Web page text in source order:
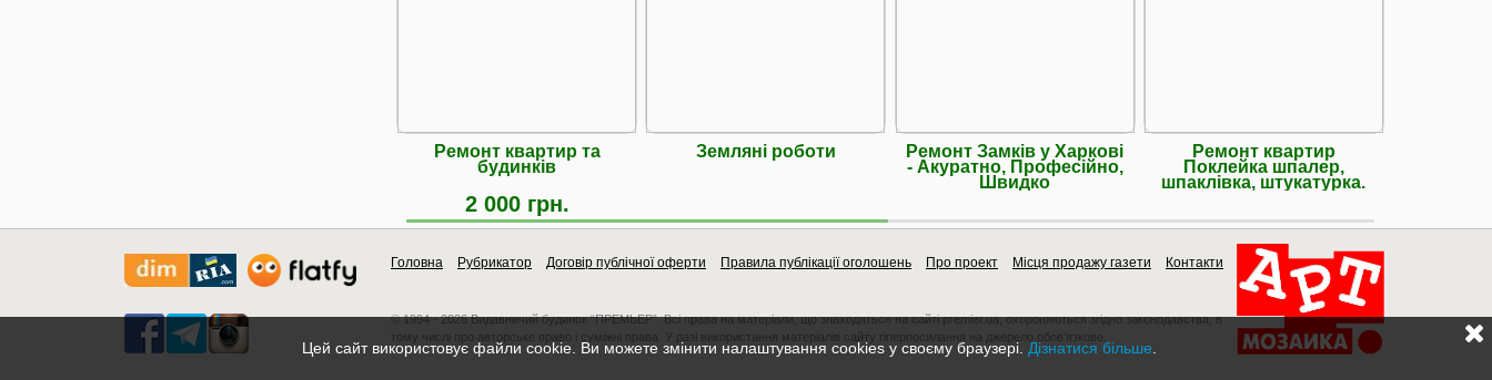
Ремонт квартир та
будинків
2 000 грн.
Земляні роботи
Ремонт Замків у Харкові
- Акуратно, Професійно,
Швидко
Ремонт квартир
Поклейка шпалер,
шпаклівка, штукатурка.
Головна Рубрикатор Договір публічної оферти Правила публікації оголошень Про проект Місця продажу газети Контакти
© 1994 - 2026 Видавничий будинок “ПРЕМЬЕР”. Всі права на матеріали, що знаходяться на сайті premier.ua, охороняються згідно законодавства, в
тому числі про авторське право і суміжні права. У разі використання матеріалів сайту гіперпосилання на джерело обов'язкове.
Цей сайт використовує файли cookie. Ви можете змінити налаштування cookies у своєму браузері. Дізнатися більше